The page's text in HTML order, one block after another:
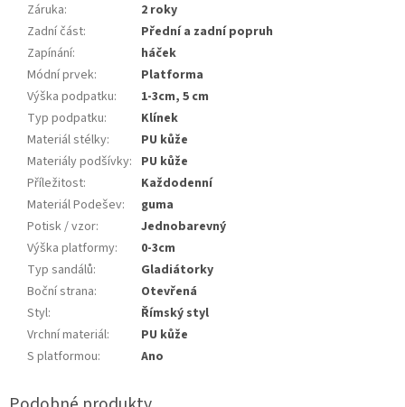
Záruka:
2 roky
Zadní část:
Přední a zadní popruh
Zapínání:
háček
Módní prvek:
Platforma
Výška podpatku:
1-3cm, 5 cm
Typ podpatku:
Klínek
Materiál stélky:
PU kůže
Materiály podšívky: PU kůže
Příležitost:
Každodenní
Materiál Podešev:
guma
Potisk / vzor:
Jednobarevný
Výška platformy:
0-3cm
Typ sandálů:
Gladiátorky
Boční strana:
Otevřená
Styl:
Římský styl
Vrchní materiál:
PU kůže
S platformou: Ano